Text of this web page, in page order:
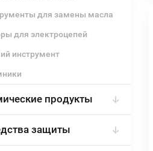
для замены масла
для электроцепей
инструмент
продукты
защиты